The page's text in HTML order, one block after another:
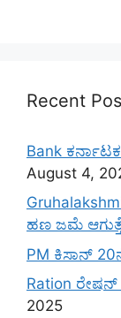
Recent
Bank
August 4,
ಹಣ ಜಮೆ‌
PM ಕಿಸಾನ್
Ration ರೇಷನ್
2025